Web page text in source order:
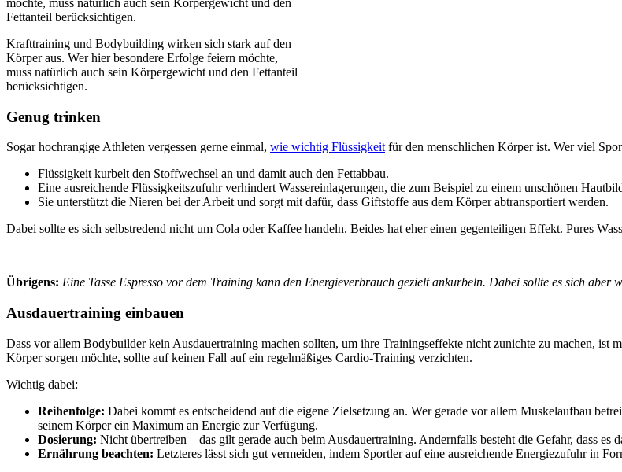
Krafttraining und Bodybuilding wirken sich stark auf den
Körper aus. Wer hier besondere Erfolge feiern möchte,
muss natürlich auch sein Körpergewicht und den Fettanteil
berücksichtigen.
Genug trinken
Sogar hochrangige Athleten vergessen gerne einmal, wie wichtig Flüssigkeit für den menschlichen Körper ist. Wer viel
Flüssigkeit kurbelt den Stoffwechsel an und damit auch den Fettabbau.
Eine ausreichende Flüssigkeitszufuhr verhindert Wassereinlagerungen, die zum Beispiel zu einem unschönen
Sie unterstützt die Nieren bei der Arbeit und sorgt mit dafür, dass Giftstoffe aus dem Körper abtransportiert werden.
Dabei sollte es sich selbstredend nicht um Cola oder Kaffee handeln. Beides hat eher einen gegenteiligen Effekt. Pures
Übrigens: Eine Tasse Espresso vor dem Training kann den Energieverbrauch gezielt ankurbeln. Dabei sollte es sich aber
Ausdauertraining einbauen
Dass vor allem Bodybuilder kein Ausdauertraining machen sollten, um ihre Trainingseffekte nicht zunichte zu machen,
Körper sorgen möchte, sollte auf keinen Fall auf ein regelmäßiges Cardio-Training verzichten.
Wichtig dabei:
Reihenfolge: Dabei kommt es entscheidend auf die eigene Zielsetzung an. Wer gerade vor allem Muskelaufbau
seinem Körper ein Maximum an Energie zur Verfügung.
Dosierung: Nicht übertreiben – das gilt gerade auch beim Ausdauertraining. Andernfalls besteht die Gefahr, dass es
Ernährung beachten: Letzteres lässt sich gut vermeiden, indem Sportler auf eine ausreichende Energiezufuhr in